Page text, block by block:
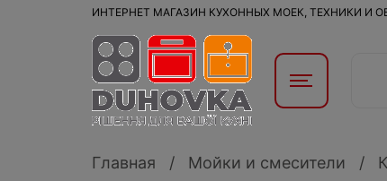
ИНТЕРНЕТ МАГАЗИН КУХОННЫХ МОЕК, ТЕХНИКИ И
Главная Мойки и смесители